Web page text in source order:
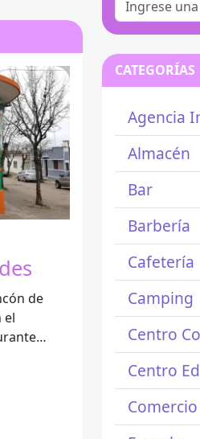
de
CATEGORÍAS
Agencia
Almacén
Bar
Barbería
Cafetería
Camping
Centro
Centro
Comercio